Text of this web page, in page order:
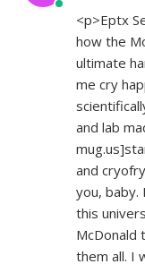
<p>Eptx
how the
ultimate
me cry
and lab
and
you,
this
McDonald
them all. I